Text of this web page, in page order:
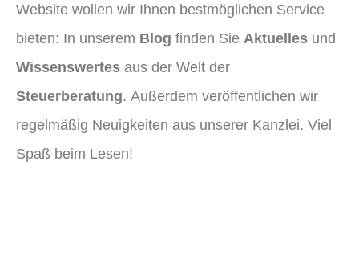
Website wollen wir Ihnen bestmöglichen Service
bieten: In unserem Blog finden Sie Aktuelles und
Wissenswertes aus der Welt der
Steuerberatung. Außerdem veröffentlichen wir
regelmäßig Neuigkeiten aus unserer Kanzlei. Viel
Spaß beim Lesen!